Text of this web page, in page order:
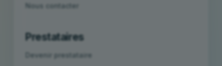
Nous contacter
Prestataires
Devenir prestataire